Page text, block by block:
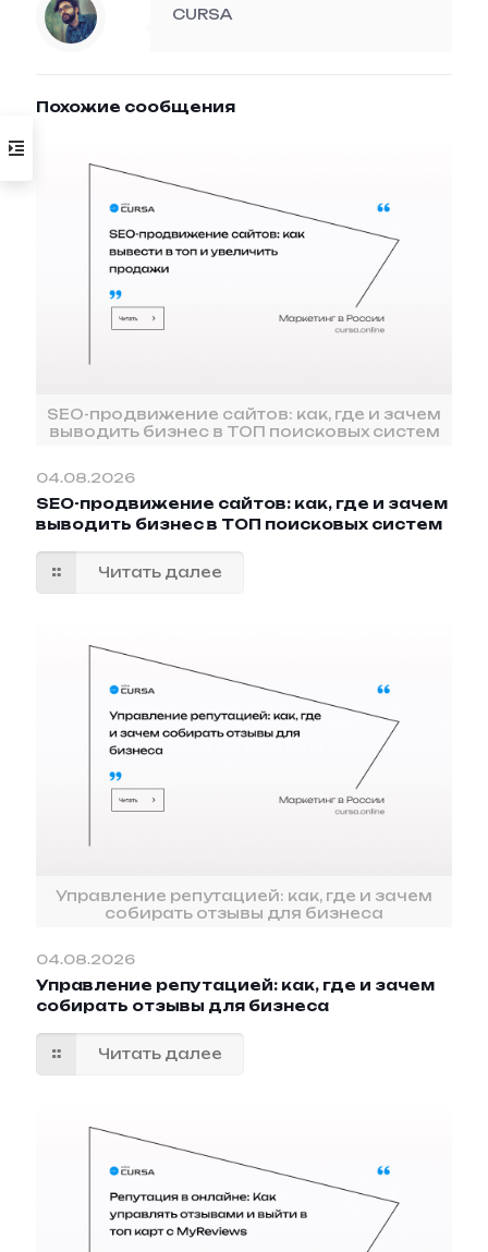
CURSA
Похожие сообщения
SEO-продвижение сайтов: как, где и зачем
выводить бизнес в ТОП поисковых систем
04.08.2026
SEO-продвижение сайтов: как, где и зачем
выводить бизнес в ТОП поисковых систем
Читать далее
Управление репутацией: как, где и зачем
собирать отзывы для бизнеса
04.08.2026
Управление репутацией: как, где и зачем
собирать отзывы для бизнеса
Читать далее